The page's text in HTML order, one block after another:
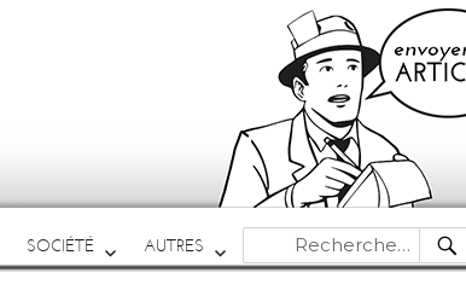
SOCIÉTÉ AUTRES
Recherche
pour :